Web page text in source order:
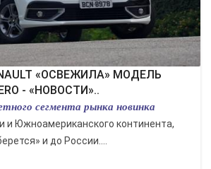
- «НОВОСТИ»..
сегмента рынка новинка
и Южноамериканского континента,
и до России....